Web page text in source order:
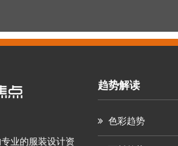
业的服装设计资
趋势解读
色彩趋势